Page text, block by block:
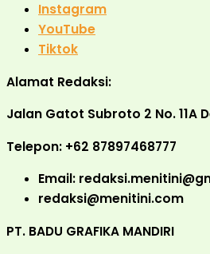
Instagram
YouTube
Tiktok
Alamat Redaksi:
Jalan Gatot Subroto 2 No. 11A
Telepon: +62 87897468777
Email:
redaksi@menitini.com
PT. BADU GRAFIKA MANDIRI